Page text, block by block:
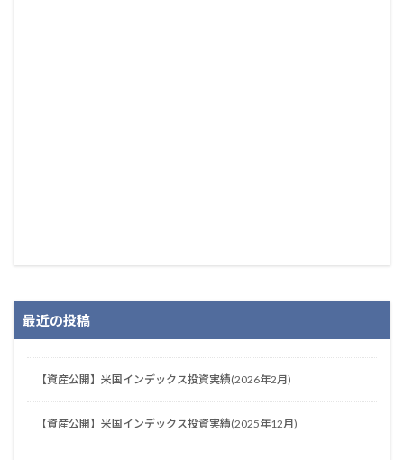
最近の投稿
【資産公開】米国インデックス投資実績(2026年2月)
【資産公開】米国インデックス投資実績(2025年12月)